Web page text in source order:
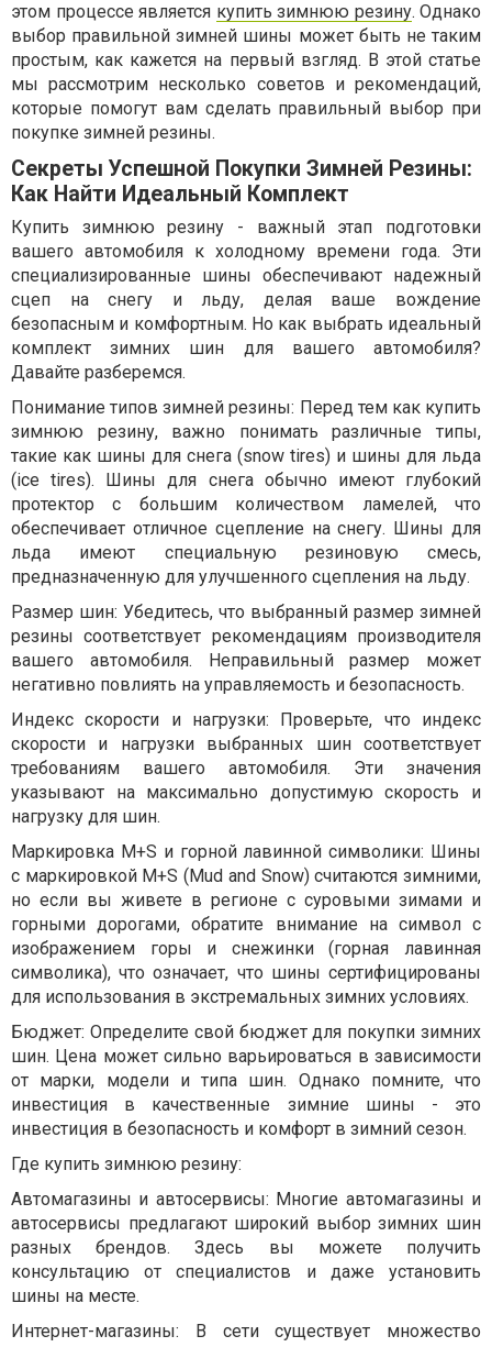
этом процессе является купить зимнюю резину. Однако
выбор правильной зимней шины может быть не таким
простым, как кажется на первый взгляд. В этой статье
мы рассмотрим несколько советов и рекомендаций,
которые помогут вам сделать правильный выбор при
покупке зимней резины.
Секреты Успешной Покупки Зимней Резины:
Как Найти Идеальный Комплект
Купить зимнюю резину - важный этап подготовки
вашего автомобиля к холодному времени года. Эти
специализированные шины обеспечивают надежный
сцеп на снегу и льду, делая ваше вождение
безопасным и комфортным. Но как выбрать идеальный
комплект зимних шин для вашего автомобиля?
Давайте разберемся.
Понимание типов зимней резины: Перед тем как купить
зимнюю резину, важно понимать различные типы,
такие как шины для снега (snow tires) и шины для льда
(ice tires). Шины для снега обычно имеют глубокий
протектор с большим количеством ламелей, что
обеспечивает отличное сцепление на снегу. Шины для
льда имеют специальную резиновую смесь,
предназначенную для улучшенного сцепления на льду.
Размер шин: Убедитесь, что выбранный размер зимней
резины соответствует рекомендациям производителя
вашего автомобиля. Неправильный размер может
негативно повлиять на управляемость и безопасность.
Индекс скорости и нагрузки: Проверьте, что индекс
скорости и нагрузки выбранных шин соответствует
требованиям вашего автомобиля. Эти значения
указывают на максимально допустимую скорость и
нагрузку для шин.
Маркировка M+S и горной лавинной символики: Шины
с маркировкой M+S (Mud and Snow) считаются зимними,
но если вы живете в регионе с суровыми зимами и
горными дорогами, обратите внимание на символ с
изображением горы и снежинки (горная лавинная
символика), что означает, что шины сертифицированы
для использования в экстремальных зимних условиях.
Бюджет: Определите свой бюджет для покупки зимних
шин. Цена может сильно варьироваться в зависимости
от марки, модели и типа шин. Однако помните, что
инвестиция в качественные зимние шины - это
инвестиция в безопасность и комфорт в зимний сезон.
Где купить зимнюю резину:
Автомагазины и автосервисы: Многие автомагазины и
автосервисы предлагают широкий выбор зимних шин
разных брендов. Здесь вы можете получить
консультацию от специалистов и даже установить
шины на месте.
Интернет-магазины: В сети существует множество